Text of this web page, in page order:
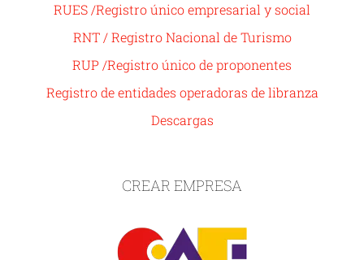
RUES /Registro único empresarial y social
RNT / Registro Nacional de Turismo
RUP /Registro único de proponentes
Registro de entidades operadoras de libranza
Descargas
CREAR EMPRESA